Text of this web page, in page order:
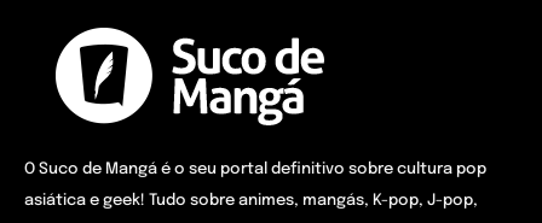
O Suco de Mangá é o seu portal definitivo sobre cultura pop
asiática e geek! Tudo sobre animes, mangás, K-pop, J-pop,